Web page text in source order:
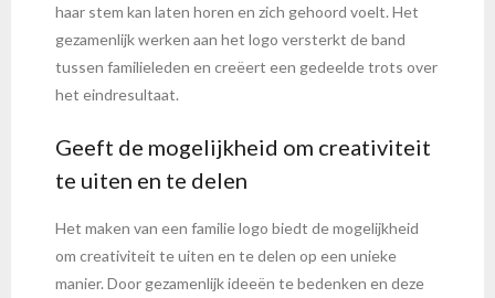
haar stem kan laten horen en zich gehoord voelt. Het
gezamenlijk werken aan het logo versterkt de band
tussen familieleden en creëert een gedeelde trots over
het eindresultaat.
Geeft de mogelijkheid om creativiteit
te uiten en te delen
Het maken van een familie logo biedt de mogelijkheid
om creativiteit te uiten en te delen op een unieke
manier. Door gezamenlijk ideeën te bedenken en deze